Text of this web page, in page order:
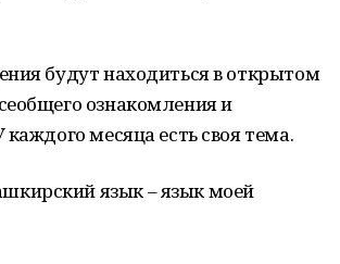
будут находиться в открытом
ознакомления и
каждого месяца есть своя тема.
язык – язык моей